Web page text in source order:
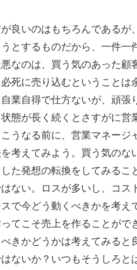
良いのはもちろんであるが
とするものだから、一件
なのは、買う気のあった
死に売り込むということ
業自得で仕方ないが、頑
態が長く続くとさすがに営
うなる前に、営業マネージ
考えてみよう。買う気のな
た発想の転換をしてみる
ない。ロスが多いし、コ
で今どう動くべきかを考え
てこそ売上を作ることがで
きかどうかは考えてみる
ないか？いつもそうしろと